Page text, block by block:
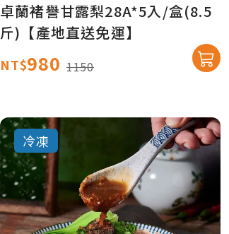
卓蘭褚譽甘露梨28A*5入/盒(8.5
斤)【產地直送免運】
NT$980 1150
冷凍